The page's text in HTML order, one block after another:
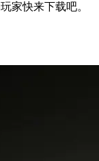
家快来下载吧。